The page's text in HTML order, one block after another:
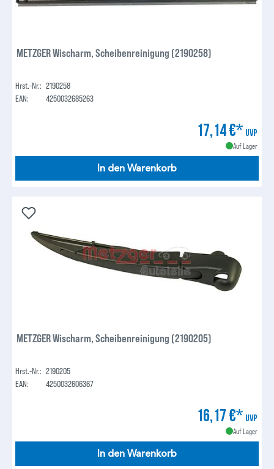
METZGER Wischarm, Scheibenreinigung (2190258)
Hrst.-Nr.: 2190258
EAN:
4250032685263
17,14 €* UVP
Auf Lager
In den Warenkorb
METZGER Wischarm, Scheibenreinigung (2190205)
Hrst.-Nr.: 2190205
EAN:
4250032606367
16,17 €* UVP
Auf Lager
In den Warenkorb